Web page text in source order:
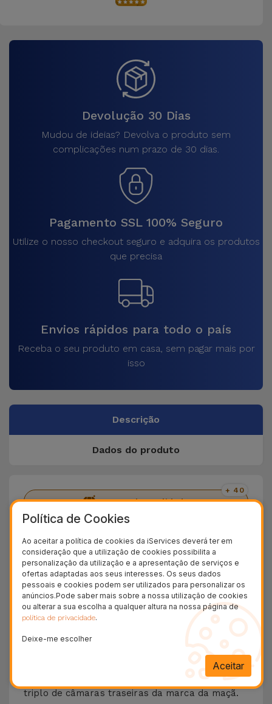
Devolução 30 Dias
Mudou de ideias? Devolva o produto sem
complicações num prazo de 30 dias.
Pagamento SSL 100% Seguro
Utilize o nosso checkout seguro e adquira os produtos
que precisa
Envios rápidos para todo o país
Receba o seu produto em casa, sem pagar mais por
isso
Descrição
Dados do produto
Testes de qualidade
+ 40
Garantia Duradoura
36 Meses
Entrega Grátis
24H
Conheça o iPhone 11 Pro
, lançado em 2019, introduziu os
primeiros equipamentos da marca com sensor
triplo de câmaras traseiras da marca da maçã.
Política de Cookies
Ao aceitar a política de cookies da iServices deverá ter em
consideração que a utilização de cookies possibilita a
personalização da utilização e a apresentação de serviços e
ofertas adaptadas aos seus interesses. Os seus dados
pessoais e cookies podem ser utilizados para personalizar os
anúncios.Pode saber mais sobre a nossa utilização de cookies
ou alterar a sua escolha a qualquer altura na nossa página de
política de privacidade.
Deixe-me escolher
Aceitar